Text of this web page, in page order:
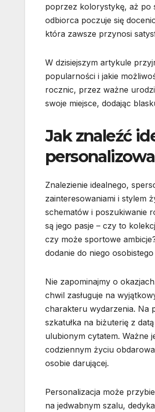
poprzez kolorystykę, aż po
odbiorca poczuje się
która zawsze przynosi
W dzisiejszym artykule
popularności i jakie
rocznic, przez ważne
swoje miejsce, dodając
Jak znaleźć
Znalezienie idealnego,
zainteresowaniami i stylem
schematów i poszukiwanie
są jego pasje – czy to
czy może sportowe
dodanie do niego
Nie zapominajmy o
chwil zasługuje na
charakteru wydarzenia. Na
szkatułka na biżuterię z
ulubionym cytatem. Ważne
codziennym życiu
osobie darującej.
Personalizacja może
na jedwabnym szalu,